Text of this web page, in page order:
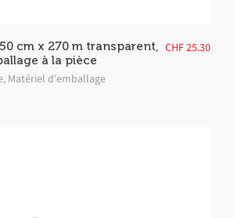
cm x 270 m transparent,
à la pièce
, Matériel d'emballage
CHF25.30